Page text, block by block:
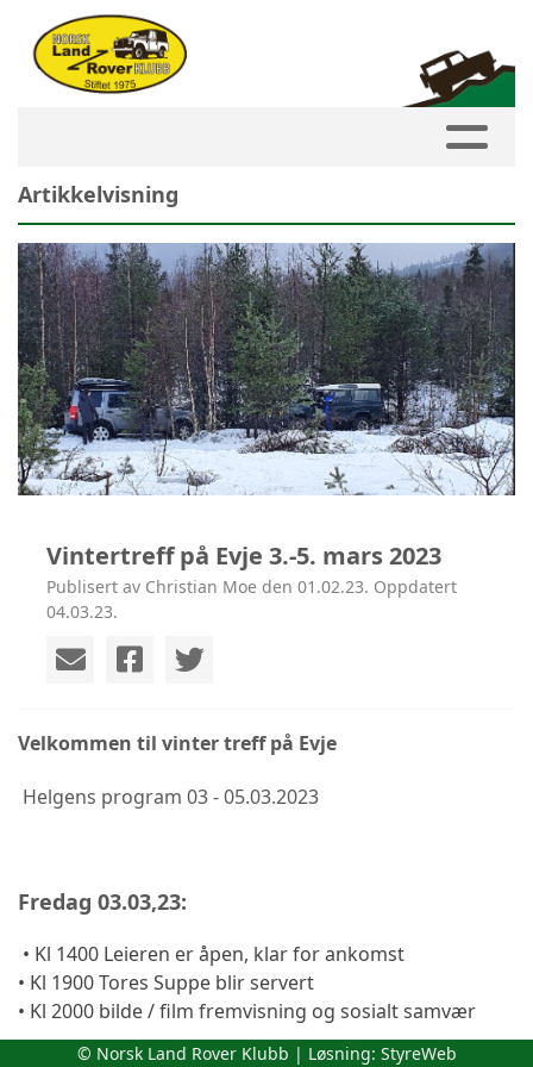
Artikkelvisning
Vintertreff på Evje 3.-5. mars 2023
Publisert av Christian Moe den 01.02.23. Oppdatert
04.03.23.
Velkommen til vinter treff på Evje
Helgens program 03 - 05.03.2023
Fredag 03.03,23:
• Kl 1400 Leieren er åpen, klar for ankomst
• Kl 1900 Tores Suppe blir servert
• Kl 2000 bilde / film fremvisning og sosialt samvær
© Norsk Land Rover Klubb | Løsning: StyreWeb